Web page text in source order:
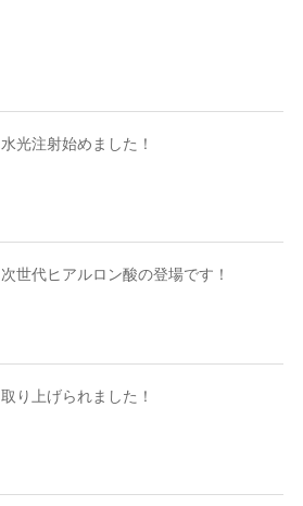
水光注射始めました！
次世代ヒアルロン酸の登場です！
取り上げられました！